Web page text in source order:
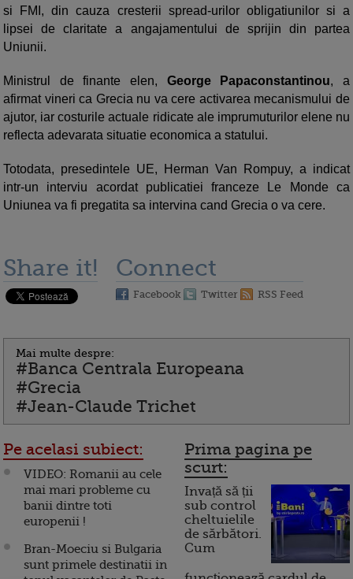
si FMI, din cauza cresterii spread-urilor obligatiunilor si a
lipsei de claritate a angajamentului de sprijin din partea
Uniunii.
Ministrul de finante elen, George Papaconstantinou, a
afirmat vineri ca Grecia nu va cere activarea mecanismului de
ajutor, iar costurile actuale ridicate ale imprumuturilor elene nu
reflecta adevarata situatie economica a statului.
Totodata, presedintele UE, Herman Van Rompuy, a indicat
intr-un interviu acordat publicatiei franceze Le Monde ca
Uniunea va fi pregatita sa intervina cand Grecia o va cere.
Share it! Connect
Facebook Twitter RSS Feed
Mai multe despre:
#Banca Centrala Europeana
#Grecia
#Jean-Claude Trichet
Pe acelasi subiect:
VIDEO: Romanii au cele
mai mari probleme cu
banii dintre toti
europenii !
Bran-Moeciu si Bulgaria
sunt primele destinatii in
Prima pagina pe
scurt:
Invață să ții
sub control
cheltuielile
de sărbători.
Cum